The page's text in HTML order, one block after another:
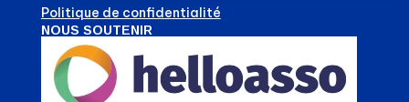
Politique de confidentialité
NOUS SOUTENIR